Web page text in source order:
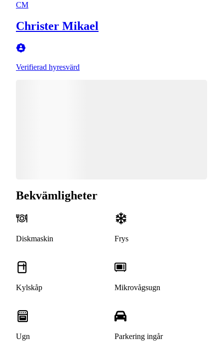
CM
Christer Mikael
Verifierad hyresvärd
Bekvämligheter
Diskmaskin Frys
Kylskåp Mikrovågsugn
Ugn Parkering ingår